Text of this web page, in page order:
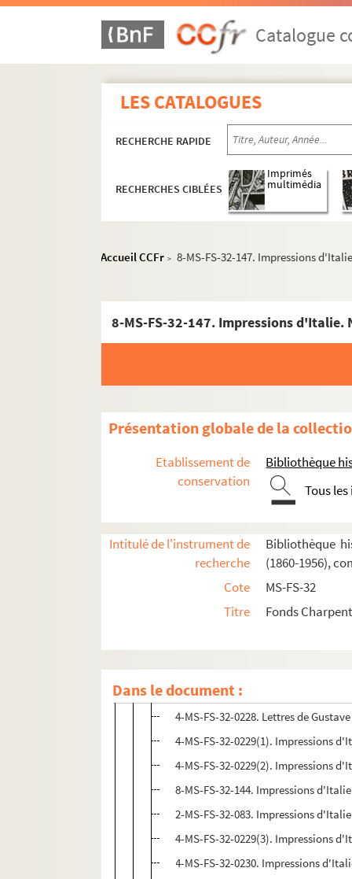
Catalogue
LES CATALOGUES
RECHERCHE RAPIDE
RECHERCHES CIBLÉES
Imprimés
multimédia
Accueil CCFr > 8-MS-FS-32-147. Impressions
8-MS-FS-32-147. Impressions d'Italie.
Présentation globale de la
Etablissement de
conservation
Bibliothèque
Tous
Intitulé de l'instrument de
recherche
Bibliothèque
(1860-1956),
Cote
MS-FS-32
Titre
Fonds
Dans le document :
Cantate du Prix du Rome : Didon (1887)
La vie du poète (1888)
Poèmes chantés (1895)
Le couronnement de la Muse (1897)
Louise (1900)
Impression de voyage : Munich (1910)
Julien (1913)
Mémoires
Début des Mémoires
Villa Médicis
4-MS-FS-32-0226. Retour à Paris
4-MS-FS-32-0227. Articles sur
4-MS-FS-32-0228. Lettres de
4-MS-FS-32-0229(1). Impressions
4-MS-FS-32-0229(2). Impressions
8-MS-FS-32-144. Impressions
2-MS-FS-32-083. Impressions
4-MS-FS-32-0229(3). Impressions
4-MS-FS-32-0230. Impressions